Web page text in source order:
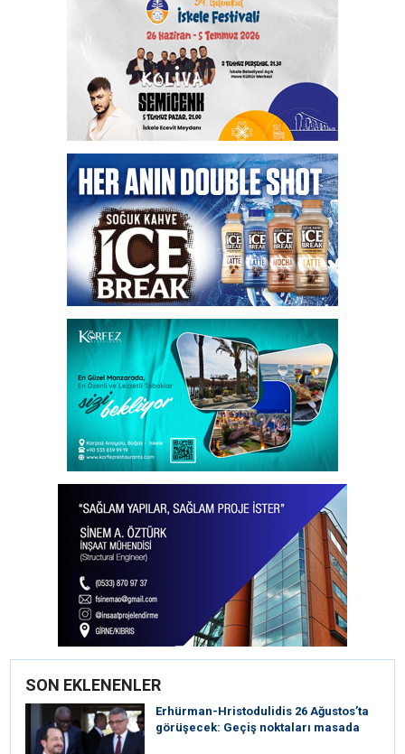
SON EKLENENLER
Erhürman-Hristodulidis 26 Ağustos’ta
görüşecek: Geçiş noktaları masada